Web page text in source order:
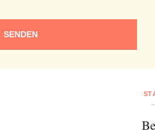
SENDEN